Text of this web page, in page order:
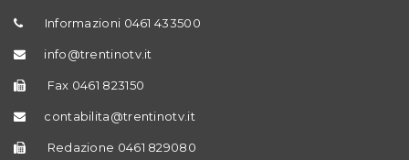
Informazioni 0461 433500
info@trentinotv.it
Fax 0461 823150
contabilita@trentinotv.it
Redazione 0461 829080